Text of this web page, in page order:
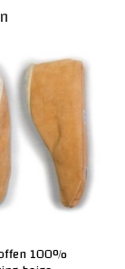
100%